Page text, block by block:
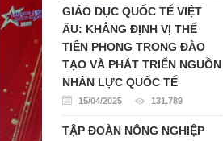
GIÁO DỤC QUỐC TẾ VIỆT
ÂU: KHẲNG ĐỊNH VỊ THẾ
TIÊN PHONG TRONG ĐÀO
TẠO VÀ PHÁT TRIỂN NGUỒN
NHÂN LỰC QUỐC TẾ
15/04/2025 131.789
TẬP ĐOÀN NÔNG NGHIỆP